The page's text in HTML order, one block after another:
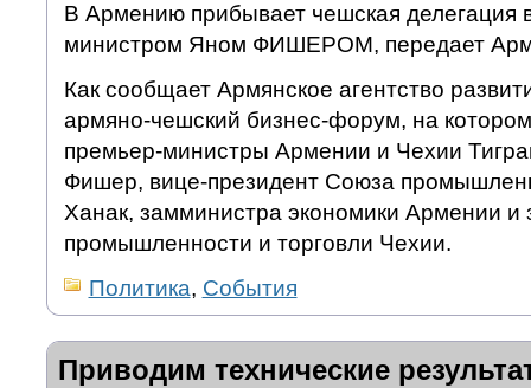
В Армению прибывает чешская делегация
министром Яном ФИШЕРОМ, передает
Как сообщает Армянское агентство
армяно-чешский бизнес-форум, на котором
премьер-министры Армении и Чехии
Фишер, вице-президент Союза
Ханак, замминистра экономики Армении и
промышленности и торговли Чехии.
Политика, События
Приводим технические